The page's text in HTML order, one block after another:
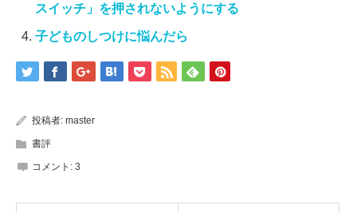
スイッチ」を押されないようにする
子どものしつけに悩んだら
投稿者: master
書評
コメント: 3